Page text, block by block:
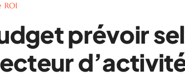
ROI
prévoir